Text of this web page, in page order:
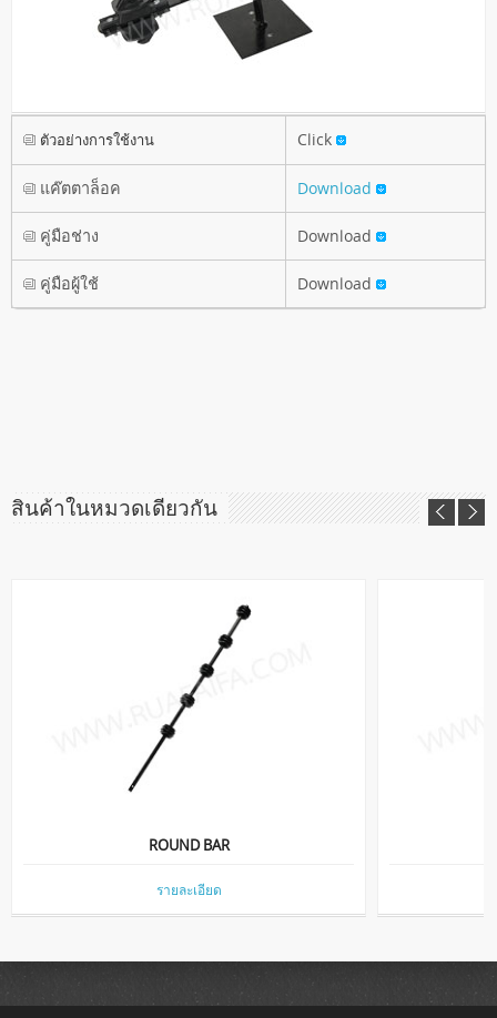
ตัวอย่างการใช้งาน Click
แค๊ตตาล็อค Download
คู่มือช่าง Download
คู่มือผู้ใช้ Download
สินค้าในหมวดเดียวกัน
ROUND BAR
รายละเอียด